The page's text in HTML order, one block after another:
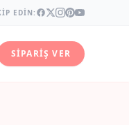
EDIN:
SIPARIŞ VER